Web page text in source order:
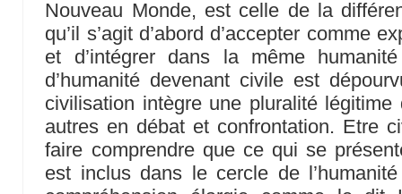
Nouveau Monde, est celle de la
qu’il s’agit d’abord d’accepter comme
et d’intégrer dans la même
d’humanité devenant civile est
civilisation intègre une pluralité
autres en débat et confrontation. Etre
faire comprendre que ce qui se
est inclus dans le cercle de